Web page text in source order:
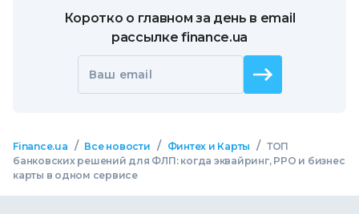
Коротко о главном за день в email
рассылке finance.ua
Ваш email
Finance.ua / Все новости / Финтех и Карты / ТОП
банковских решений для ФЛП: когда эквайринг, РРО и бизнес
карты в одном сервисе